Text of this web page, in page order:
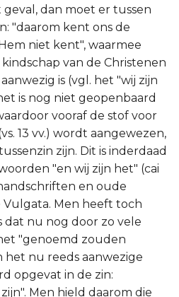
dan moet er tussen
"daarom kent ons de
niet kent", waarmee
van de Christenen
is (vgl. het "wij zijn
is nog niet geopenbaard
vooraf de stof voor
13 vv.) wordt aangewezen,
zijn. Dit is inderdaad
"en wij zijn het" (cai
en oude
Men heeft toch
dat nu nog door zo vele
"genoemd zouden
nu reeds aanwezige
opgevat in de zin:
Men hield daarom die